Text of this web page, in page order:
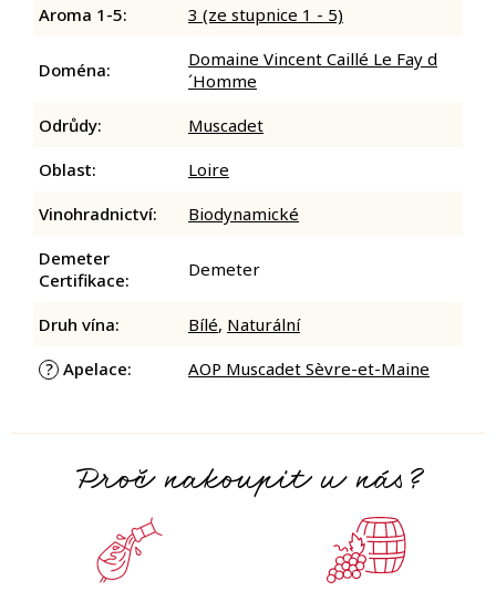
Proč nakoupit u nás?
Aroma 1-5: 3 (ze stupnice 1 - 5)
Doména:
Domaine Vincent Caillé Le Fay d
´Homme
Odrůdy:
Muscadet
Oblast:
Loire
Vinohradnictví:
Biodynamické
Demeter
Certifikace: Demeter
Druh vína: Bílé, Naturální
? Apelace: AOP Muscadet Sèvre-et-Maine